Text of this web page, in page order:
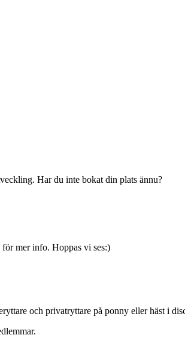
Har du inte bokat din plats ännu?
mer info. Hoppas vi ses:)
och privatryttare på ponny eller häst i